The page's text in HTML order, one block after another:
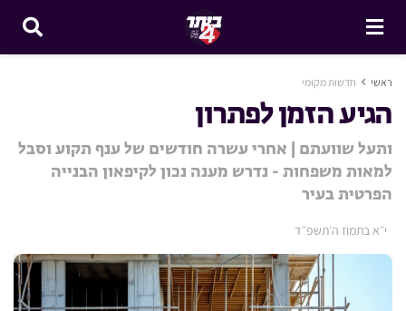
ראשי חדשות מקומי
הגיע הזמן לפתרון
ותעל שוועתם | אחרי עשרה חודשים של ענף תקוע וסבל
למאות משפחות - נדרש מענה נכון לקיפאון הבנייה
הפרטית בעיר
י״א בתמוז ה׳תשפ״ד